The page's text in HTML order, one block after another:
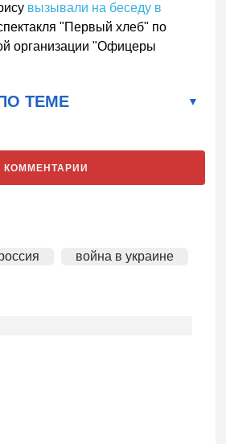
вызывали на беседу в
"Первый хлеб" по
организации "Офицеры
ТЕМЕ
КОММЕНТАРИИ
война в украине